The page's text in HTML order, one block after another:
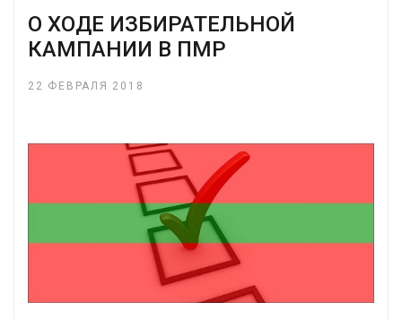
О ХОДЕ ИЗБИРАТЕЛЬНОЙ
КАМПАНИИ В ПМР
22 ФЕВРАЛЯ 2018